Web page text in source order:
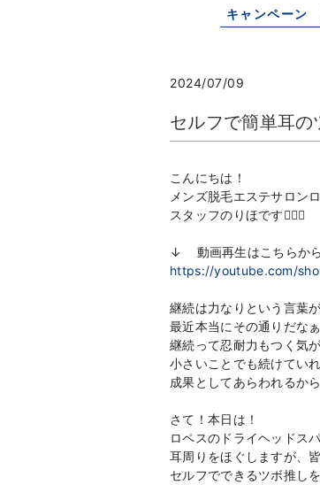
キャンペーン
2024/07/09
セルフで簡単耳
こんにちは！
メンズ脱毛エステサロン
スタッフのりほです👩🏻‍⚕️
↓ 動画再生はこちら
https://youtube.com/
継続は力なりという言葉
最近本当にその通りだな
継続って忍耐力もつく気
小さいことでも続けてい
成果としてあらわれるか
さて！本日は！
ロペスのドライヘッドス
耳周りをほぐしますが、
セルフでできるツボ推しを